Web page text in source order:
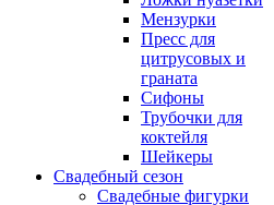
Мензурки
Пресс для
цитрусовых и
граната
Сифоны
Трубочки для
коктейля
Шейкеры
Свадебный сезон
Свадебные фигурки